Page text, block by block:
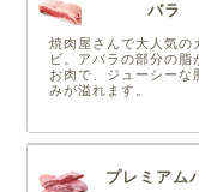
バラ
焼肉屋さんで大人気の
ビ。アバラの部分の脂
お肉で、ジューシーな
みが溢れます。
プレミアム